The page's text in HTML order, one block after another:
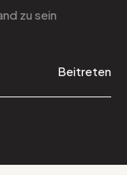
zu sein
Beitreten